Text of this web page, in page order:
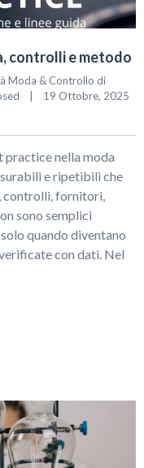
controlli e metodo
Moda & Controllo di
practice nella moda
e ripetibili che
controlli, fornitori,
sono semplici
quando diventano
con dati. Nel